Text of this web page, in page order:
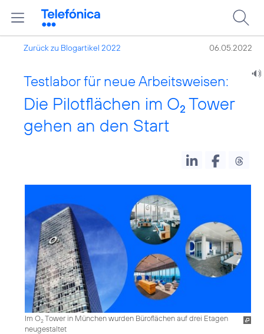
Zurück zu Blogartikel 2022 06.05.2022
Testlabor für neue Arbeitsweisen:
Die Pilotflächen im O2 Tower
gehen an den Start
Im O2Tower in München wurden Büroflächen auf drei Etagen
neugestaltet